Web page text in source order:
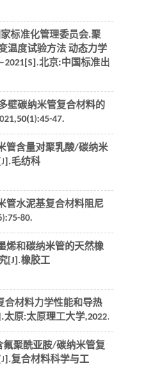
标准化管理委员会.聚
温度试验方法 动态力学
[S].北京:中国标准出
壁碳纳米管复合材料的
,50(1):45-47.
管含量对聚乳酸/碳纳米
毛纺科
管水泥基复合材料阻尼
80.
烯和碳纳米管的天然橡
[J].橡胶工
合材料力学性能和导热
太原:太原理工大学,2022.
聚酰亚胺/碳纳米管复
复合材料科学与工